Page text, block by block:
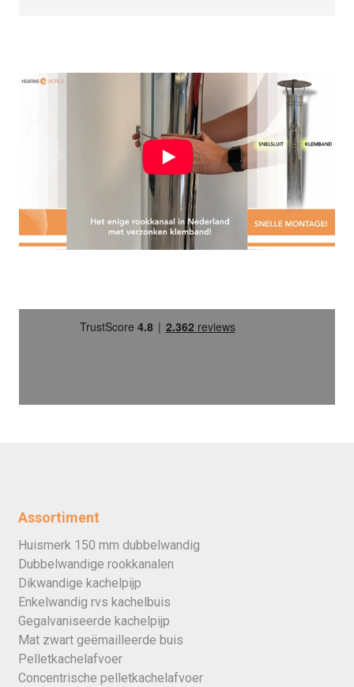
Assortiment
Huismerk 150 mm dubbelwandig
Dubbelwandige rookkanalen
Dikwandige kachelpijp
Enkelwandig rvs kachelbuis
Gegalvaniseerde kachelpijp
Mat zwart geëmailleerde buis
Pelletkachelafvoer
Concentrische pelletkachelafvoer